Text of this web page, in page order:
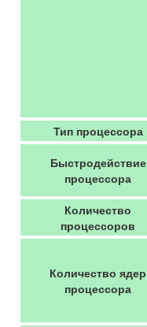
Тип процессора
Быстродействие
процессора
Количество
процессоров
Количество ядер
процессора